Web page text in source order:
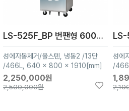
LS-525F_BP 번팬형 600L급 냉동2
성에자동제거/올스텐, 냉동2 /13단
/466L, 640 x 800 x 1910[mm]
2,250,000원
2,500,000원
성에
/